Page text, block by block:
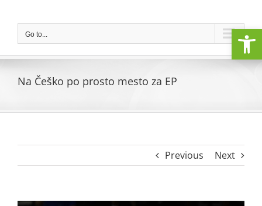
contentGo to...
Na Češko po prosto mesto za EP
Previous Next